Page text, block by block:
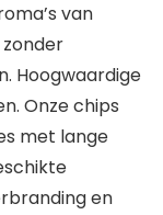
van
Hoogwaardige
Onze chips
met lange
en